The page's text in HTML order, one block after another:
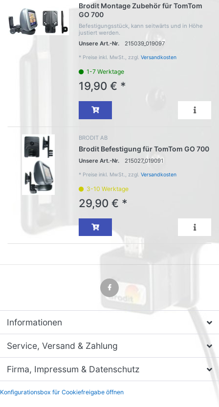
Brodit Montage Zubehör für TomTom
GO 700
Befestigungsstück, kann seitwärts und in Höhe
justiert werden.
Unsere Art.-Nr.
215039_019097
* Preise inkl. MwSt., zzgl. Versandkosten
1-7 Werktage
19,90 € *
BRODIT AB
Brodit Befestigung für TomTom GO 700
Unsere Art.-Nr. 215027_019091
* Preise inkl. MwSt., zzgl. Versandkosten
3-10 Werktage
29,90 € *
Informationen
Service, Versand & Zahlung
Firma, Impressum & Datenschutz
Konfigurationsbox für Cookiefreigabe öffnen